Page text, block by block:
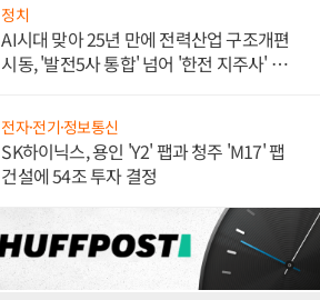
정치
AI시대 맞아 25년 만에 전력산업 구조개편
시동, '발전5사 통합' 넘어 '한전 지주사' 재편
전자·전기·정보통신
SK하이닉스, 용인 'Y2' 팹과 청주 'M17' 팹
건설에 54조 투자 결정